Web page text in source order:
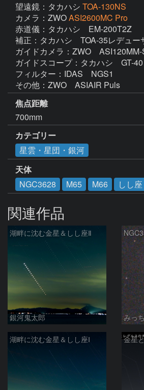
望遠鏡：タカハシ TOA-130NS
カメラ：ZWOASI2600MC Pro
赤道儀：タカハシ　EM-200T2Z
補正：タカハシ　TOA-35レデュー
ガイドカメラ：ZWO　ASI120MM-
ガイドスコープ：タカハシ　GT-40
フィルター：IDAS　NGS1
その他：ZWO　ASIAIR Puls
焦点距離
700mm
カテゴリー
星雲・星団・銀河
天体
NGC3628
M65 M66 しし座
関連作品
湖畔に沈む金星＆しし座Ⅱ
銀河鬼太郎 みっ
湖畔に沈む金星＆しし座Ⅰ